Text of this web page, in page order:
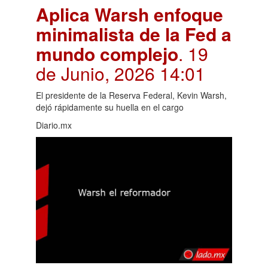
Aplica Warsh enfoque
minimalista de la Fed a
mundo complejo. 19
de Junio, 2026 14:01
El presidente de la Reserva Federal, Kevin Warsh,
dejó rápidamente su huella en el cargo
Diario.mx